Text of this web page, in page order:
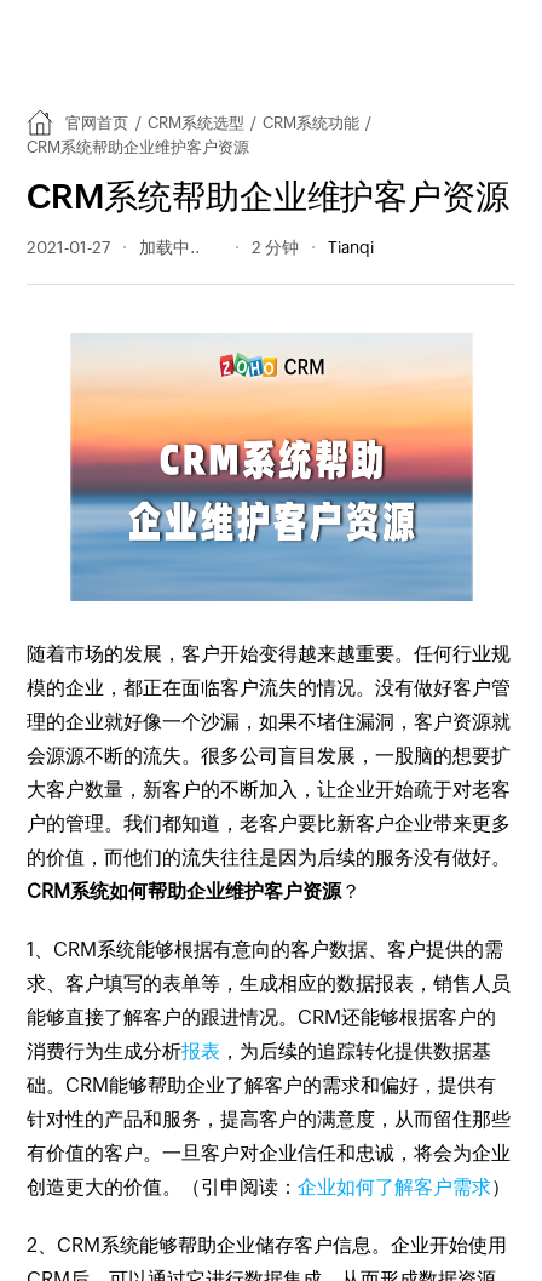
官网首页 / CRM系统选型 / CRM系统功能 /
CRM系统帮助企业维护客户资源
CRM系统帮助企业维护客户资源
2021-01-27 455 阅读量 2 分钟 Tianqi
随着市场的发展，客户开始变得越来越重要。任何行业规
模的企业，都正在面临客户流失的情况。没有做好客户管
理的企业就好像一个沙漏，如果不堵住漏洞，客户资源就
会源源不断的流失。很多公司盲目发展，一股脑的想要扩
大客户数量，新客户的不断加入，让企业开始疏于对老客
户的管理。我们都知道，老客户要比新客户企业带来更多
的价值，而他们的流失往往是因为后续的服务没有做好。
CRM系统如何帮助企业维护客户资源？
1、CRM系统能够根据有意向的客户数据、客户提供的需
求、客户填写的表单等，生成相应的数据报表，销售人员
能够直接了解客户的跟进情况。CRM还能够根据客户的
消费行为生成分析报表 ，为后续的追踪转化提供数据基
础。CRM能够帮助企业了解客户的需求和偏好，提供有
针对性的产品和服务，提高客户的满意度，从而留住那些
有价值的客户。一旦客户对企业信任和忠诚，将会为企业
创造更大的价值。（引申阅读：企业如何了解客户需求）
2、CRM系统能够帮助企业储存客户信息。企业开始使用